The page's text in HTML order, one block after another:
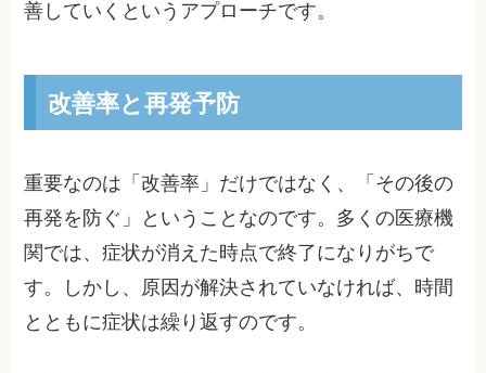
善していくというアプローチです。
改善率と再発予防
重要なのは「改善率」だけではなく、「その後の
再発を防ぐ」ということなのです。多くの医療機
関では、症状が消えた時点で終了になりがちで
す。しかし、原因が解決されていなければ、時間
とともに症状は繰り返すのです。